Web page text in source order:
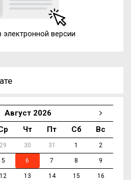
ночь сбито
В Смоленске
движения...
электронной версии
Август 2026
Чт Пт Сб Вс
29 30 31 1 2
5 6 7 8 9
12 13 14 15 16